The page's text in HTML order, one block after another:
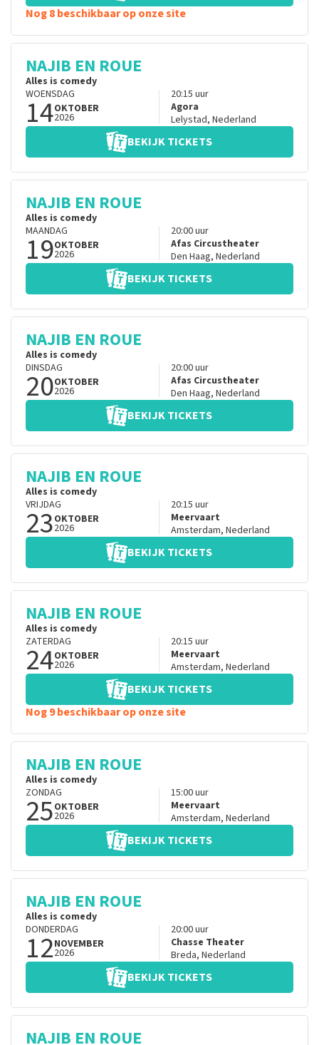
Nog 8 beschikbaar op onze site
NAJIB EN ROUE
Alles is comedy
WOENSDAG
14OKTOBER
2026
20:15 uur
Agora
Lelystad, Nederland
BEKIJK TICKETS
NAJIB EN ROUE
Alles is comedy
MAANDAG
19OKTOBER
2026
20:00uur
Afas Circustheater
Den Haag, Nederland
BEKIJK TICKETS
NAJIB EN ROUE
Alles is comedy
DINSDAG
20OKTOBER
2026
20:00uur
Afas Circustheater
Den Haag, Nederland
BEKIJK TICKETS
NAJIB EN ROUE
Alles is comedy
VRIJDAG
23OKTOBER
2026
20:15 uur
Meervaart
Amsterdam, Nederland
BEKIJK TICKETS
NAJIB EN ROUE
Alles is comedy
ZATERDAG
24OKTOBER
2026
20:15 uur
Meervaart
Amsterdam, Nederland
BEKIJK TICKETS
Nog 9 beschikbaar op onze site
NAJIB EN ROUE
Alles is comedy
ZONDAG
25OKTOBER
2026
15:00uur
Meervaart
Amsterdam, Nederland
BEKIJK TICKETS
NAJIB EN ROUE
Alles is comedy
DONDERDAG
12NOVEMBER
2026
20:00uur
Chasse Theater
Breda, Nederland
BEKIJK TICKETS
NAJIB EN ROUE